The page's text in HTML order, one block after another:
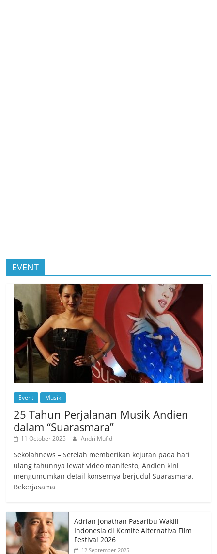
EVENT
Event Musik
25 Tahun Perjalanan Musik Andien
dalam “Suarasmara”
11 October 2025 Andri Mufid
Sekolahnews – Setelah memberikan kejutan pada hari
ulang tahunnya lewat video manifesto, Andien kini
mengumumkan detail konsernya berjudul Suarasmara.
Bekerjasama
Adrian Jonathan Pasaribu Wakili
Indonesia di Komite Alternativa Film
Festival 2026
12 September 2025